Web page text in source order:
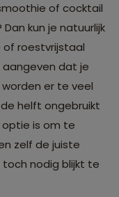
of cocktail
kun je natuurlijk
roestvrijstaal
aangeven dat je
er te veel
helft ongebruikt
optie is om te
zelf de juiste
toch nodig blijkt te